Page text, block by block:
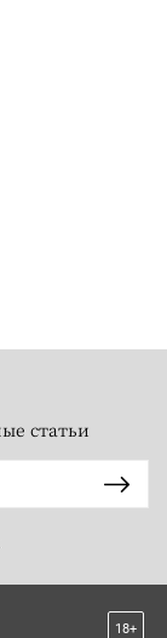
статьи
18+